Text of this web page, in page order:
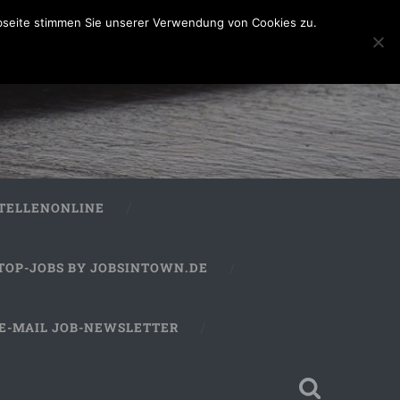
JOBS BY JOBSINTOWN.DE
MAIL JOB-NEWSLETTER
stimmen Sie unserer Verwendung von Cookies zu.